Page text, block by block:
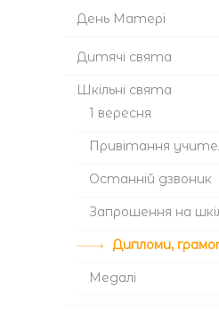
День Матері
Дитячі свята
Шкільні свята
1 вересня
Привітання
Останній дзвоник
Запрошення на
Дипломи,
Медалі